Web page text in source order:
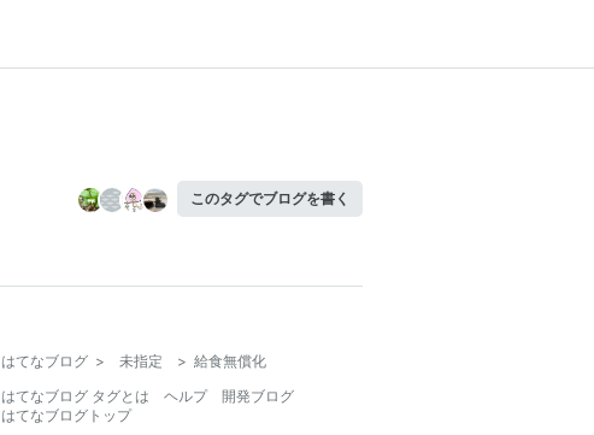
このタグでブログを書く
はてなブログ > 未指定 > 給食無償化
はてなブログ タグとは
ヘルプ
開発ブログ
はてなブログトップ